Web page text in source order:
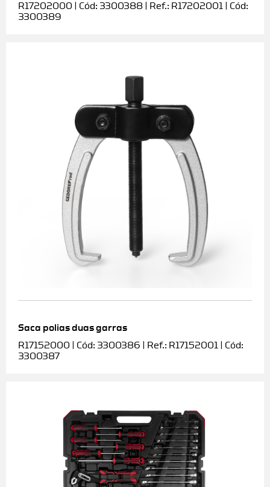
R17202000 | Cód: 3300388 | Ref.: R17202001 | Cód:
3300389
Saca polias duas garras
R17152000 | Cód: 3300386 | Ref.: R17152001 | Cód:
3300387